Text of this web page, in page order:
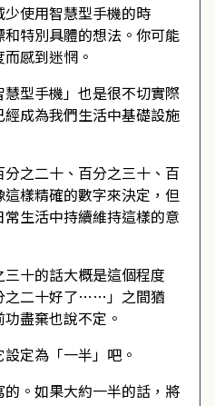
使用智慧型手機的時
特別具體的想法。你可能
感到迷惘。
型手機」也是很不切實際
成為我們生活中基礎設施
之二十、百分之三十、百
樣精確的數字來決定，但
生活中持續維持這樣的意
十的話大概是這個程度
之二十好了……」之間猶
盡棄也說不定。
定為「一半」吧。
。如果大約一半的話，將